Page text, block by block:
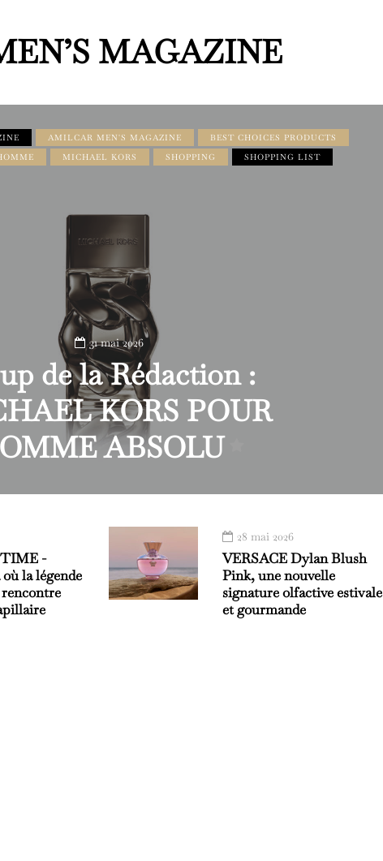
MAGAZINE
AMILCAR MEN'S MAGAZINE
BEST CHOICES PRODUCTS
MICHAEL KORS SHOPPING SHOPPING LIST
31 mai 2026
de la Rédaction :
KORS POUR
ABSOLU
-
la légende
28 mai 2026
VERSACE Dylan Blush
Pink, une nouvelle
signature olfactive estivale
et gourmande